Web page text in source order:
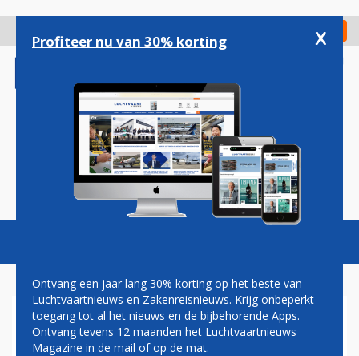
gaan
Check in
Magazine Podcasts Vacatures
VRACHT
Profiteer nu van 30% korting x
Ontvang een jaar lang 30% korting op het beste van
Luchtvaartnieuws en Zakenreisnieuws. Krijg onbeperkt
toegang tot al het nieuws en de bijbehorende Apps.
Ontvang tevens 12 maanden het Luchtvaartnieuws
Magazine in de mail of op de mat.